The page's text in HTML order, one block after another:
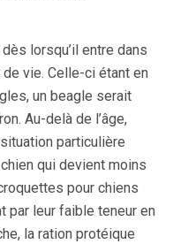
lorsqu’il entre dans
vie. Celle-ci étant en
un beagle serait
Au-delà de l’âge,
particulière
qui devient moins
pour chiens
par leur faible teneur en
la ration protéique